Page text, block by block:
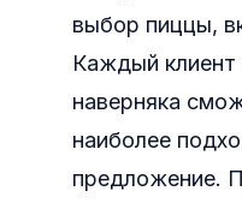
выбор пиццы,
Каждый
наверняка
наиболее
предложение.